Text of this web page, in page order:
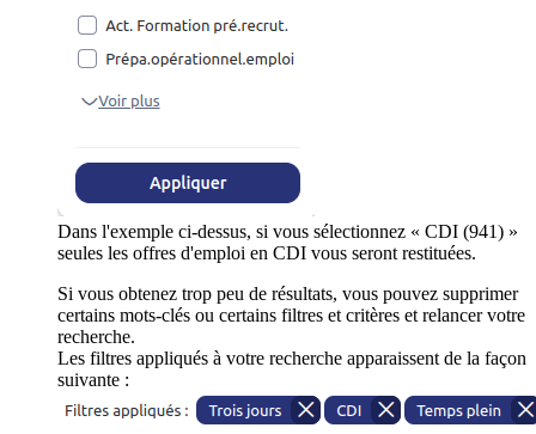
Dans l'exemple ci-dessus, si vous sélectionnez « CDI (941) »
seules les offres d'emploi en CDI vous seront restituées.
Si vous obtenez trop peu de résultats, vous pouvez supprimer
certains mots-clés ou certains filtres et critères et relancer votre
recherche.
Les filtres appliqués à votre recherche apparaissent de la façon
suivante :